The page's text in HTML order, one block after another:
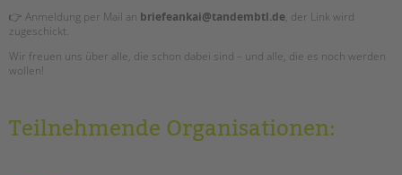
👉 Anmeldung per Mail an briefeankai@tandembtl.de, der Link wird
zugeschickt.
Wir freuen uns über alle, die schon dabei sind – und alle, die es noch werden
wollen!
Teilnehmende Organisationen: